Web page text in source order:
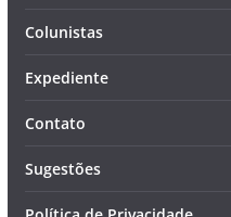
Colunistas
Expediente
Contato
Sugestões